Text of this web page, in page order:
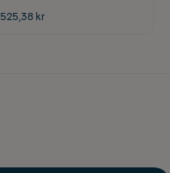
525,38 kr